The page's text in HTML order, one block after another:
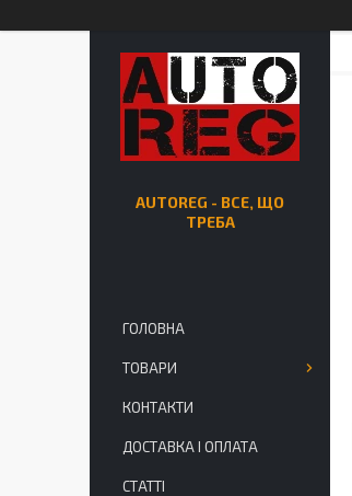
AUTOREG - ВСЕ, ЩО
ТРЕБА
ГОЛОВНА
ТОВАРИ
КОНТАКТИ
ДОСТАВКА І ОПЛАТА
СТАТТІ